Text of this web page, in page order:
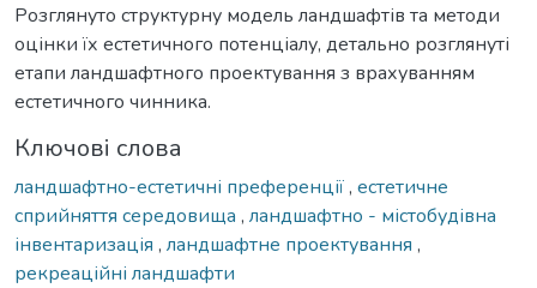
Розглянуто структурну модель ландшафтів та методи
оцінки їх естетичного потенціалу, детально розглянуті
етапи ландшафтного проектування з врахуванням
естетичного чинника.
Ключові слова
ландшафтно-естетичні преференції, естетичне
сприйняття середовища , ландшафтно - містобудівна
інвентаризація , ландшафтне проектування ,
рекреаційні ландшафти